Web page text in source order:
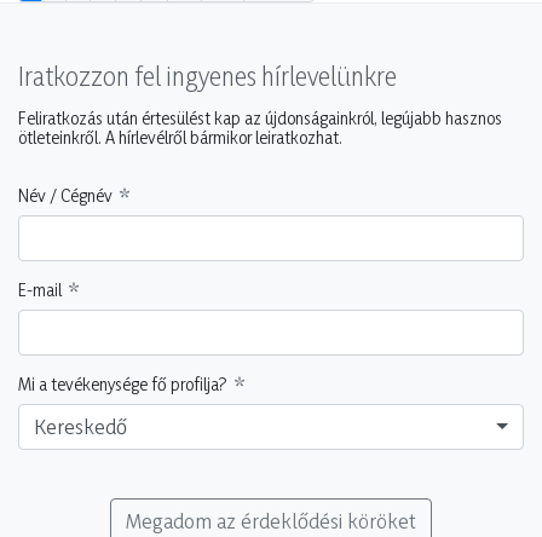
Iratkozzon fel ingyenes hírlevelünkre
Feliratkozás után értesülést kap az újdonságainkról, legújabb hasznos
ötleteinkről. A hírlevélről bármikor leiratkozhat.
Név / Cégnév
E-mail
Mi a tevékenysége fő profilja?
Kereskedő
Megadom az érdeklődési köröket